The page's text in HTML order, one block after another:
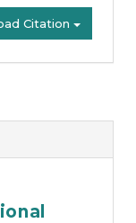
Citation